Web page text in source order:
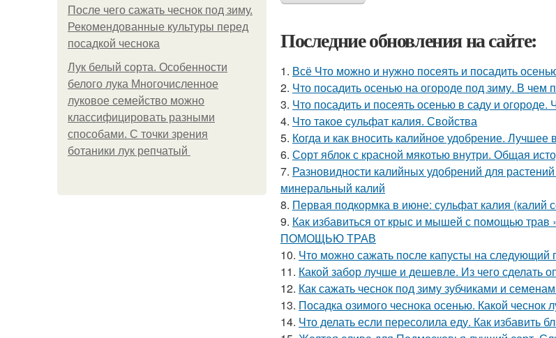
После чего сажать чеснок под зиму.
Рекомендованные культуры перед
посадкой чеснока
Лук белый сорта. Особенности
белого лука Многочисленное
луковое семейство можно
классифицировать разными
способами. С точки зрения
ботаники лук репчатый
Последние обновления на сайте:
1. Всё Что можно и нужно посеять и посадить
2. Что посадить осенью на огороде под зиму. В
3. Что посадить и посеять осенью в саду и
4. Что такое сульфат калия. Свойства
5. Когда и как вносить калийное удобрение.
6. Сорт яблок с красной мякотью внутри. Общая
7. Разновидности калийных удобрений для
минеральный калий
8. Первая подкормка в июне: сульфат калия (калий
9. Как избавиться от крыс и мышей с помощью
ПОМОЩЬЮ ТРАВ
10. Что можно сажать после капусты на следующий
11. Какой забор лучше и дешевле. Из чего сделать
12. Как сажать чеснок под зиму зубчиками и
13. Посадка озимого чеснока осенью. Какой
14. Что делать если пересолила еду. Как избавить